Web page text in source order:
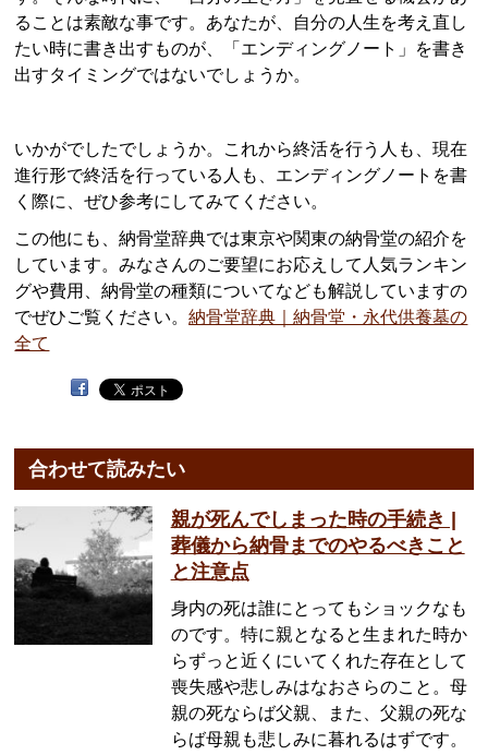
ることは素敵な事です。あなたが、自分の人生を考え直し
たい時に書き出すものが、「エンディングノート」を書き
出すタイミングではないでしょうか。
いかがでしたでしょうか。これから終活を行う人も、現在
進行形で終活を行っている人も、エンディングノートを書
く際に、ぜひ参考にしてみてください。
この他にも、納骨堂辞典では東京や関東の納骨堂の紹介を
しています。みなさんのご要望にお応えして人気ランキン
グや費用、納骨堂の種類についてなども解説していますの
でぜひご覧ください。納骨堂辞典｜納骨堂・永代供養墓の
全て
合わせて読みたい
親が死んでしまった時の手続き |
葬儀から納骨までのやるべきこと
と注意点
身内の死は誰にとってもショックなも
のです。特に親となると生まれた時か
らずっと近くにいてくれた存在として
喪失感や悲しみはなおさらのこと。母
親の死ならば父親、また、父親の死な
らば母親も悲しみに暮れるはずです。